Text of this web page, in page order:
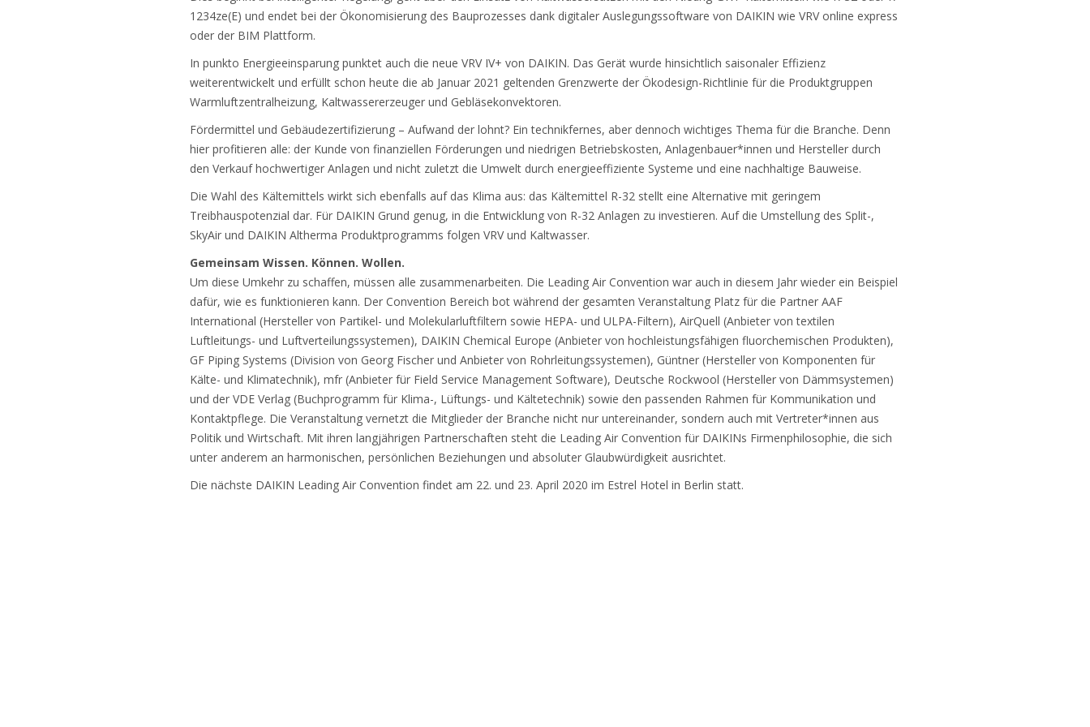
1234ze(E) und endet bei der Ökonomisierung des Bauprozesses dank digitaler Auslegungssoftware von DAIKIN wie VRV online express
oder der BIM Plattform.
In punkto Energieeinsparung punktet auch die neue VRV IV+ von DAIKIN. Das Gerät wurde hinsichtlich saisonaler Effizienz
weiterentwickelt und erfüllt schon heute die ab Januar 2021 geltenden Grenzwerte der Ökodesign-Richtlinie für die Produktgruppen
Warmluftzentralheizung, Kaltwassererzeuger und Gebläsekonvektoren.
Fördermittel und Gebäudezertifizierung – Aufwand der lohnt? Ein technikfernes, aber dennoch wichtiges Thema für die Branche. Denn
hier profitieren alle: der Kunde von finanziellen Förderungen und niedrigen Betriebskosten, Anlagenbauer*innen und Hersteller durch
den Verkauf hochwertiger Anlagen und nicht zuletzt die Umwelt durch energieeffiziente Systeme und eine nachhaltige Bauweise.
Die Wahl des Kältemittels wirkt sich ebenfalls auf das Klima aus: das Kältemittel R-32 stellt eine Alternative mit geringem
Treibhauspotenzial dar. Für DAIKIN Grund genug, in die Entwicklung von R-32 Anlagen zu investieren. Auf die Umstellung des Split-,
SkyAir und DAIKIN Altherma Produktprogramms folgen VRV und Kaltwasser.
Gemeinsam Wissen. Können. Wollen.
Um diese Umkehr zu schaffen, müssen alle zusammenarbeiten. Die Leading Air Convention war auch in diesem Jahr wieder ein Beispiel
dafür, wie es funktionieren kann. Der Convention Bereich bot während der gesamten Veranstaltung Platz für die Partner AAF
International (Hersteller von Partikel- und Molekularluftfiltern sowie HEPA- und ULPA-Filtern), AirQuell (Anbieter von textilen
Luftleitungs- und Luftverteilungssystemen), DAIKIN Chemical Europe (Anbieter von hochleistungsfähigen fluorchemischen Produkten),
GF Piping Systems (Division von Georg Fischer und Anbieter von Rohrleitungssystemen), Güntner (Hersteller von Komponenten für
Kälte- und Klimatechnik), mfr (Anbieter für Field Service Management Software), Deutsche Rockwool (Hersteller von Dämmsystemen)
und der VDE Verlag (Buchprogramm für Klima-, Lüftungs- und Kältetechnik) sowie den passenden Rahmen für Kommunikation und
Kontaktpflege. Die Veranstaltung vernetzt die Mitglieder der Branche nicht nur untereinander, sondern auch mit Vertreter*innen aus
Politik und Wirtschaft. Mit ihren langjährigen Partnerschaften steht die Leading Air Convention für DAIKINs Firmenphilosophie, die sich
unter anderem an harmonischen, persönlichen Beziehungen und absoluter Glaubwürdigkeit ausrichtet.
Die nächste DAIKIN Leading Air Convention findet am 22. und 23. April 2020 im Estrel Hotel in Berlin statt.